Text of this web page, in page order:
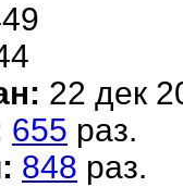
22 дек
655 раз.
848 раз.